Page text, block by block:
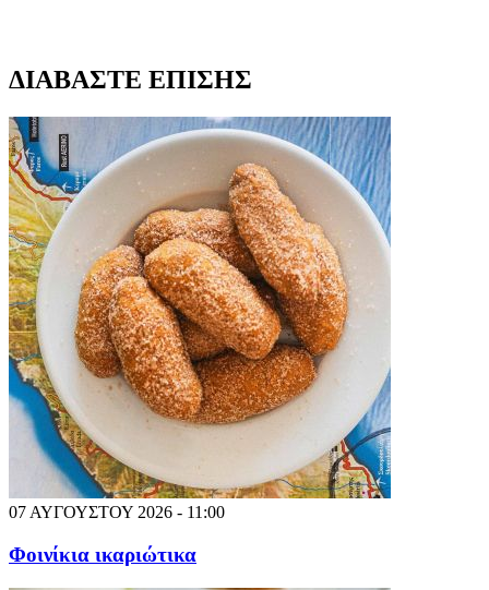
ΔΙΑΒΑΣΤΕ ΕΠΙΣΗΣ
07 ΑΥΓΟΥΣΤΟΥ 2026 - 11:00
Φοινίκια ικαριώτικα